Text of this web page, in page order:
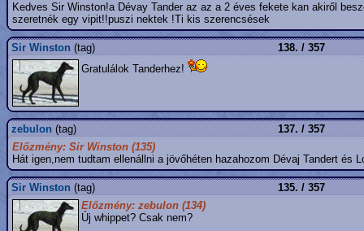
Kedves Sir Winston!a Dévay Tander az az a 2 éves fekete kan akiről
szeretnék egy vipit!!puszi nektek !Ti kis szerencsések
Sir Winston (tag)
138. / 357
Gratulálok Tanderhez!
zebulon (tag)
137. / 357
Előzmény: Sir Winston (135)
Hát igen,nem tudtam ellenállni a jövőhéten hazahozom Dévaj Tandert és
Sir Winston (tag)
135. / 357
Előzmény: zebulon (134)
Új whippet? Csak nem?